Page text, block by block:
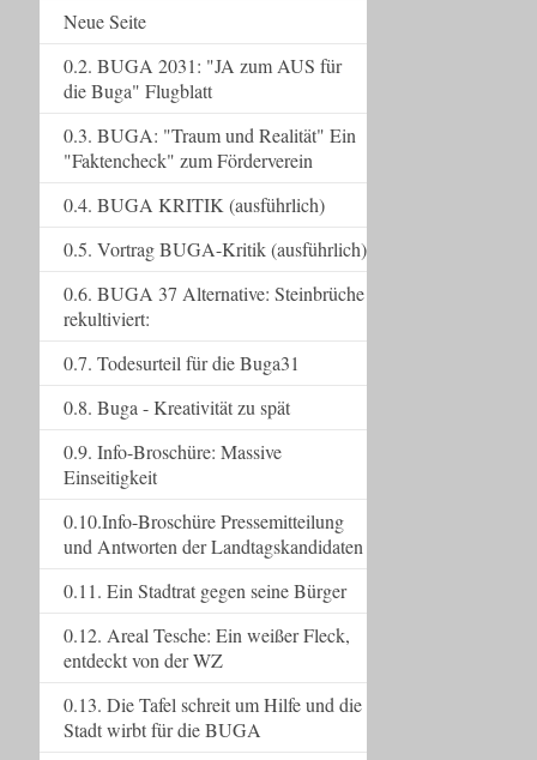
Neue Seite
0.2. BUGA 2031: "JA zum AUS für
die Buga" Flugblatt
0.3. BUGA: "Traum und Realität" Ein
"Faktencheck" zum Förderverein
0.4. BUGA KRITIK (ausführlich)
0.5. Vortrag BUGA-Kritik (ausführlich)
0.6. BUGA 37 Alternative: Steinbrüche
rekultiviert:
0.7. Todesurteil für die Buga31
0.8. Buga - Kreativität zu spät
0.9. Info-Broschüre: Massive
Einseitigkeit
0.10.Info-Broschüre Pressemitteilung
und Antworten der Landtagskandidaten
0.11. Ein Stadtrat gegen seine Bürger
0.12. Areal Tesche: Ein weißer Fleck,
entdeckt von der WZ
0.13. Die Tafel schreit um Hilfe und die
Stadt wirbt für die BUGA